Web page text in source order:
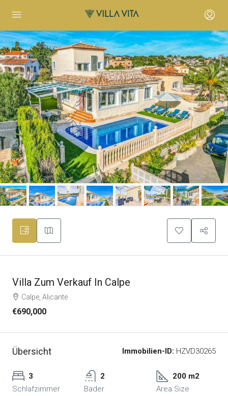
Villa Zum Verkauf In Calpe
Calpe, Alicante
€690,000
Übersicht Immobilien-ID: HZVD30265
3
Schlafzimmer
2
Bäder
200 m2
Area Size